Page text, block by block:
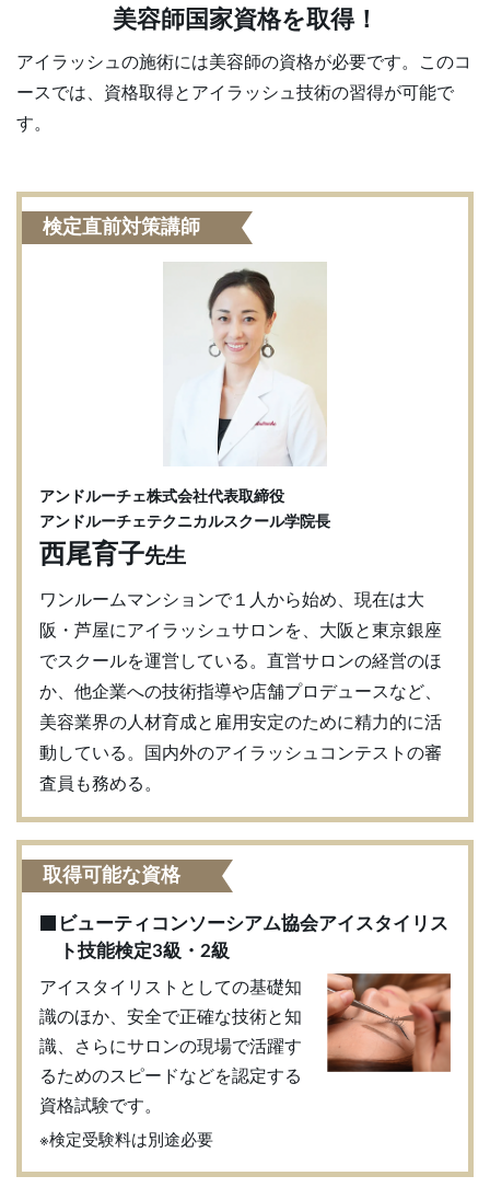
美容師国家資格を取得！
アイラッシュの施術には美容師の資格が必要です。このコ
ースでは、資格取得とアイラッシュ技術の習得が可能で
す。
検定直前対策講師
アンドルーチェ株式会社代表取締役
アンドルーチェテクニカルスクール学院長
西尾育子先生
ワンルームマンションで１人から始め、現在は大
阪・芦屋にアイラッシュサロンを、大阪と東京銀座
でスクールを運営している。直営サロンの経営のほ
か、他企業への技術指導や店舗プロデュースなど、
美容業界の人材育成と雇用安定のために精力的に活
動している。国内外のアイラッシュコンテストの審
査員も務める。
取得可能な資格
ビューティコンソーシアム協会アイスタイリス
ト技能検定3級・2級
アイスタイリストとしての基礎知
識のほか、安全で正確な技術と知
識、さらにサロンの現場で活躍す
るためのスピードなどを認定する
資格試験です。
※検定受験料は別途必要